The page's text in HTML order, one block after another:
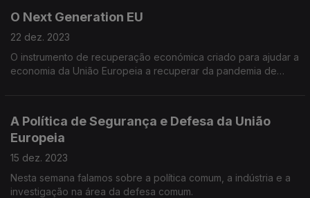
O Next Generation EU
22 dez. 2023
O instrumento de recuperação económica criado para ajudar a
economia da União Europeia a recuperar da pandemia de
A Política de Segurança e Defesa da União
Europeia
15 dez. 2023
Nesta semana falamos sobre a política comum, a indústria e a
investigação na área da defesa comum.